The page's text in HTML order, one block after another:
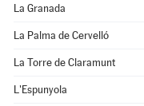
La Granada
La Palma de Cervelló
La Torre de Claramunt
L'Espunyola